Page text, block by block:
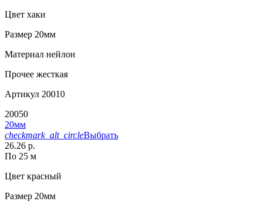
Цвет хаки
Размер 20мм
Материал нейлон
Прочее жесткая
Артикул 20010
20050
20мм
checkmark_alt_circleВыбрать
26.26 р.
По 25 м
Цвет красный
Размер 20мм